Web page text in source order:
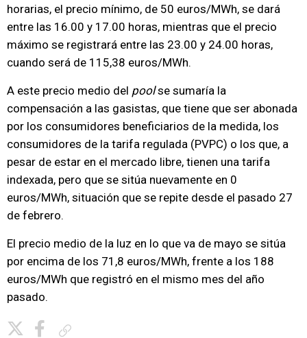
horarias, el precio mínimo, de 50 euros/MWh, se dará
entre las 16.00 y 17.00 horas, mientras que el precio
máximo se registrará entre las 23.00 y 24.00 horas,
cuando será de 115,38 euros/MWh.
A este precio medio del poolse sumaría la
compensación a las gasistas, que tiene que ser abonada
por los consumidores beneficiarios de la medida, los
consumidores de la tarifa regulada (PVPC) o los que, a
pesar de estar en el mercado libre, tienen una tarifa
indexada, pero que se sitúa nuevamente en 0
euros/MWh, situación que se repite desde el pasado 27
de febrero.
El precio medio de la luz en lo que va de mayo se sitúa
por encima de los 71,8 euros/MWh, frente a los 188
euros/MWh que registró en el mismo mes del año
pasado.